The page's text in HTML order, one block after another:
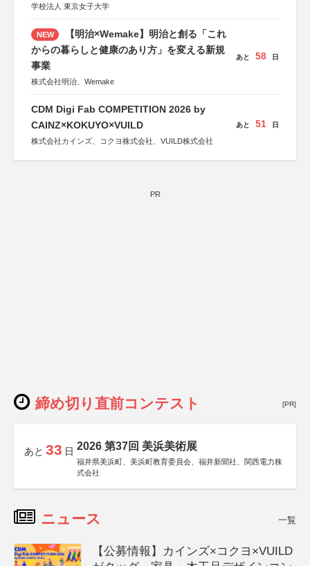
学校法人 東京女子大学
NEW
【明治×Wemake】明治と創る「これ
からの暮らしと健康のあり方」を変える新規
事業
株式会社明治、Wemake
あと 58 日
CDM Digi Fab COMPETITION 2026 by
CAINZ×KOKUYO×VUILD
株式会社カインズ、コクヨ株式会社、VUILD株式会社
あと 51 日
PR
締め切り直前コンテスト [PR]
あと 33 日 2026 第37回 美浜美術展
福井県美浜町、美浜町教育委員会、福井新聞社、関西電力株
式会社
ニュース 一覧
【公募情報】カインズ×コクヨ×VUILD